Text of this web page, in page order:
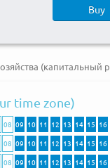
Buy
(капитальный
time zone)
08 09 10 11 12 13 14 15 16
08 09 10 11 12 13 14 15 16
08 09 10 11 12 13 14 15 16